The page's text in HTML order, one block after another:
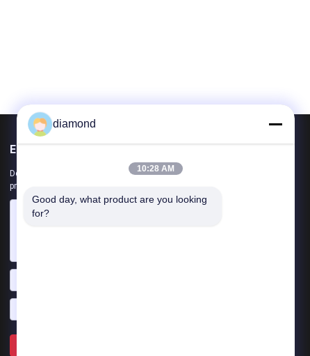
Envie-nos
Deixe-nos saber sua necessidade. Vamos conectar os melhores
produtos com você.
diamond
10:28 AM
Good day, what product are you looking
for?